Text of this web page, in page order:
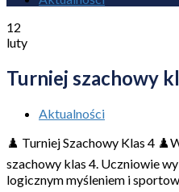
12
luty
Turniej szachowy
Aktualności
♟️ Turniej Szachowy Klas 4
szachowy klas 4. Uczniowie
logicznym myśleniem i